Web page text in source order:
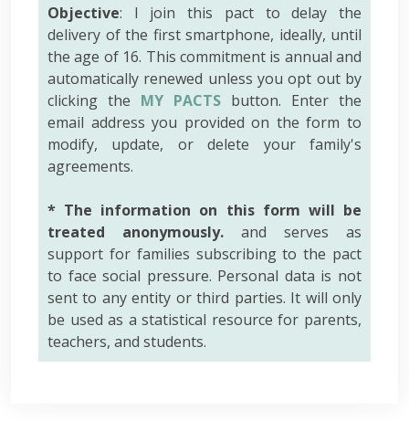
Objective: I join this pact to delay the
delivery of the first smartphone, ideally, until
the age of 16. This commitment is annual and
automatically renewed unless you opt out by
clicking the MY PACTS button. Enter the
email address you provided on the form to
modify, update, or delete your family's
agreements.
* The information on this form will be
treated anonymously. and serves as
support for families subscribing to the pact
to face social pressure. Personal data is not
sent to any entity or third parties. It will only
be used as a statistical resource for parents,
teachers, and students.